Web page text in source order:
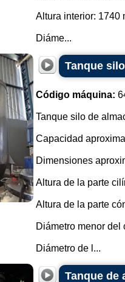
Altura interior: 1740
Diáme...
Tanque
Código máquina:
Tanque silo de
Capacidad
Dimensiones
Altura de la parte
Altura de la parte
Diámetro menor del
Diámetro de l...
Tanque de